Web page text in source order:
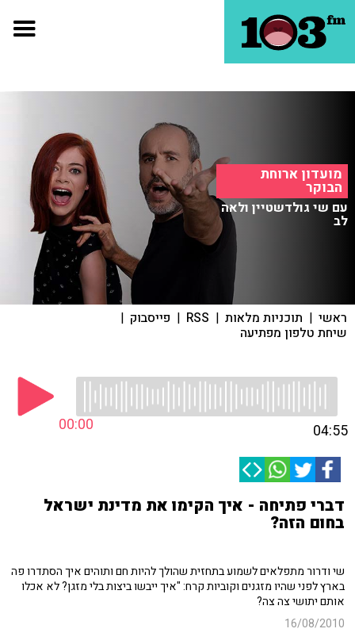
מועדון ארוחת
הבוקר
עם שי גולדשטיין ולאה
לב
ראשי | תוכניות מלאות |
RSS
| פייסבוק |
שיחת טלפון מפתיעה
00:00 04:55
דברי פתיחה - איך הקימו את מדינת ישראל
בחום הזה?
שי ודרור מתפלאים לשמוע בתחזית שהולך להיות חם ותוהים איך הסתדרו פה
בארץ לפני שהיו מזגנים וקוביות קרח: "איך ייבשו ביצות בלי מזגן? לא אכלו
אותם יתושי צה צה?
16/08/2010